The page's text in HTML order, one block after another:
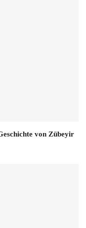
von Zübeyir